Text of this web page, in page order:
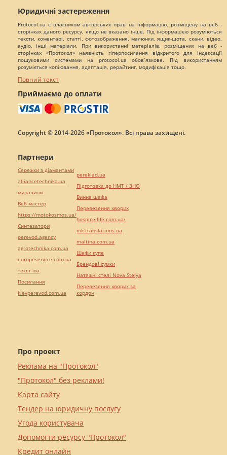
Юридичні застереження
Protocol.ua є власником авторських прав на інформацію, розміщену на веб -
сторінках даного ресурсу, якщо не вказано інше. Під інформацією розуміються
тексти, коментарі, статті, фотозображення, малюнки, ящик-шота, скани, відео,
аудіо, інші матеріали. При використанні матеріалів, розміщених на веб -
сторінках «Протокол» наявність гіперпосилання відкритого для індексації
пошуковими системами на protocol.ua обов`язкове. Під використанням
розуміється копіювання, адаптація, рерайтинг, модифікація тощо.
Повний текст
Приймаємо до оплати
Copyright © 2014-2026 «Протокол». Всі права захищені.
Про проект
Реклама на "Протокол"
"Протокол" без реклами!
Карта сайту
Тендер на юридичну послугу
Угода користувача
Допомогти ресурсу "Протокол"
Кредит онлайн
Партнери
Сережки з діамантами
alliancetechnika.ua
миралинкс
Веб мастер
https://motokosmos.ua/
Синтезатори
perevod.agency
agrotechnika.com.ua
europeservice.com.ua
текст юа
Посилання
kievperevod.com.ua
pereklad.ua
Підготовка до НМТ / ЗНО
Винна шафа
Перевезення хворих
hospice-life.com.ua/
mk-translations.ua
maltina.com.ua
Шафи купе
Брендові сумки
Натяжні стелі Nova Stelya
Перевезення хворих за
кордон